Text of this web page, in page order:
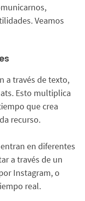
Veamos
a través de texto,
Esto multiplica
que crea
recurso.
en diferentes
a través de un
Instagram, o
real.